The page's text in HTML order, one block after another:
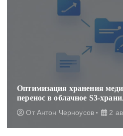
Оптимизация хранения
перенос в облачное S3-
От Антон Черноусов 2